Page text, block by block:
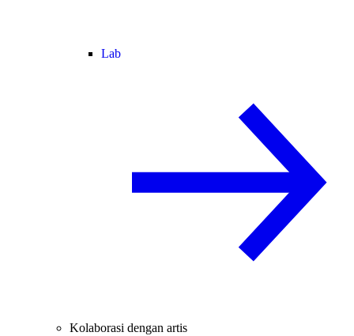
Lab
Kolaborasi dengan artis